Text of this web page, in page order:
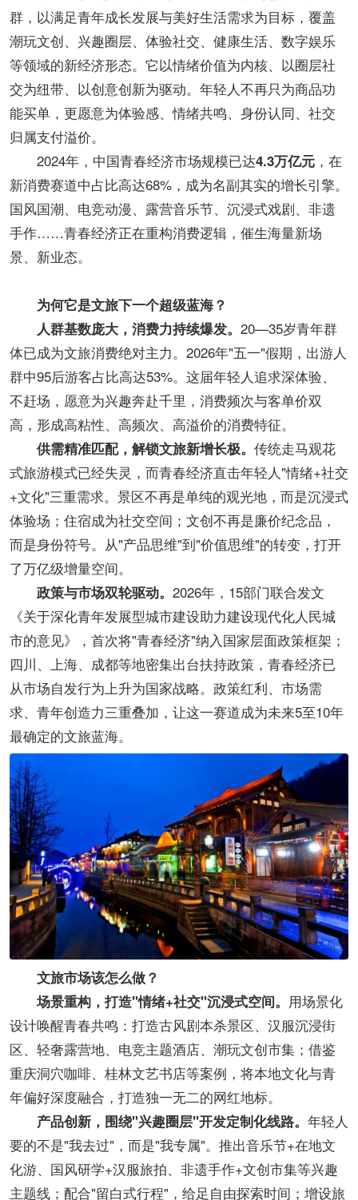
群，以满足青年成长发展与美好生活需求为目标，覆盖
潮玩文创、兴趣圈层、体验社交、健康生活、数字娱乐
等领域的新经济形态。它以情绪价值为内核、以圈层社
交为纽带、以创意创新为驱动。年轻人不再只为商品功
能买单，更愿意为体验感、情绪共鸣、身份认同、社交
归属支付溢价。
2024年，中国青春经济市场规模已达4.3万亿元 ，在
新消费赛道中占比高达68%，成为名副其实的增长引擎。
国风国潮、电竞动漫、露营音乐节、沉浸式戏剧、非遗
手作……青春经济正在重构消费逻辑，催生海量新场
景、新业态。
为何它是文旅下一个超级蓝海？
人群基数庞大，消费力持续爆发。 20—35岁青年群
体已成为文旅消费绝对主力。2026年"五一"假期，出游人
群中95后游客占比高达53%。这届年轻人追求深体验、
不赶场，愿意为兴趣奔赴千里，消费频次与客单价双
高，形成高粘性、高频次、高溢价的消费特征。
供需精准匹配，解锁文旅新增长极。 传统走马观花
式旅游模式已经失灵，而青春经济直击年轻人"情绪+社交
+文化"三重需求。景区不再是单纯的观光地，而是沉浸式
体验场；住宿成为社交空间；文创不再是廉价纪念品，
而是身份符号。从"产品思维"到"价值思维"的转变，打开
了万亿级增量空间。
政策与市场双轮驱动。 2026年，15部门联合发文
《关于深化青年发展型城市建设助力建设现代化人民城
市的意见》，首次将"青春经济"纳入国家层面政策框架；
四川、上海、成都等地密集出台扶持政策，青春经济已
从市场自发行为上升为国家战略。政策红利、市场需
求、青年创造力三重叠加，让这一赛道成为未来5至10年
最确定的文旅蓝海。
文旅市场该怎么做？
场景重构，打造"情绪+社交"沉浸式空间。 用场景化
设计唤醒青春共鸣：打造古风剧本杀景区、汉服沉浸街
区、轻奢露营地、电竞主题酒店、潮玩文创市集；借鉴
重庆洞穴咖啡、桂林文艺书店等案例，将本地文化与青
年偏好深度融合，打造独一无二的网红地标。
产品创新，围绕"兴趣圈层"开发定制化线路。 年轻人
要的不是"我去过"，而是"我专属"。推出音乐节+在地文
化游、国风研学+汉服旅拍、非遗手作+文创市集等兴趣
主题线；配合"留白式行程"，给足自由探索时间；增设旅